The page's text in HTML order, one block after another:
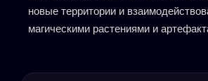
новые территории и
магическими растениями и